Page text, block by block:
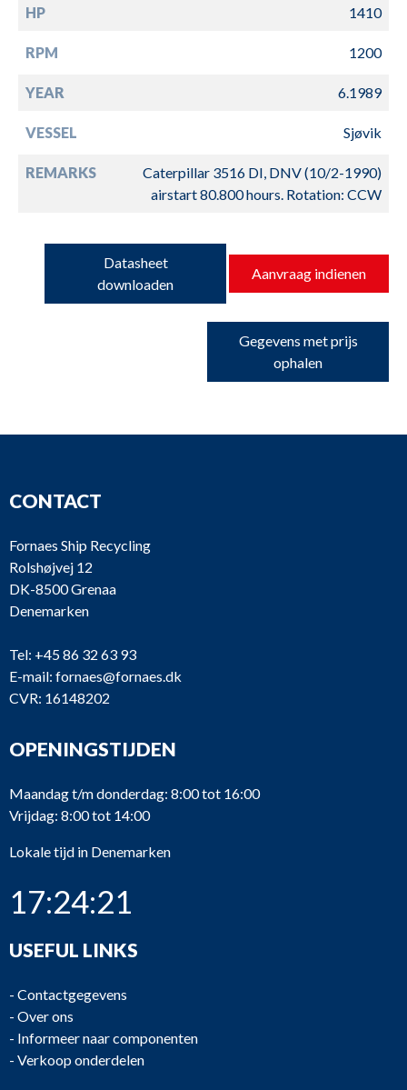
HP 1410
RPM 1200
YEAR 6.1989
VESSEL Sjøvik
REMARKS
Caterpillar 3516 DI, DNV (10/2-1990)
airstart 80.800 hours. Rotation: CCW
Datasheet
downloaden
Aanvraag indienen
Gegevens met prijs
ophalen
CONTACT
Fornaes Ship Recycling
Rolshøjvej 12
DK-8500 Grenaa
Denemarken
Tel: +45 86 32 63 93
E-mail: fornaes@fornaes.dk
CVR: 16148202
OPENINGSTIJDEN
Maandag t/m donderdag: 8:00 tot 16:00
Vrijdag: 8:00 tot 14:00
Lokale tijd in Denemarken
17:24:21
USEFUL LINKS
- Contactgegevens
- Over ons
- Informeer naar componenten
- Verkoop onderdelen